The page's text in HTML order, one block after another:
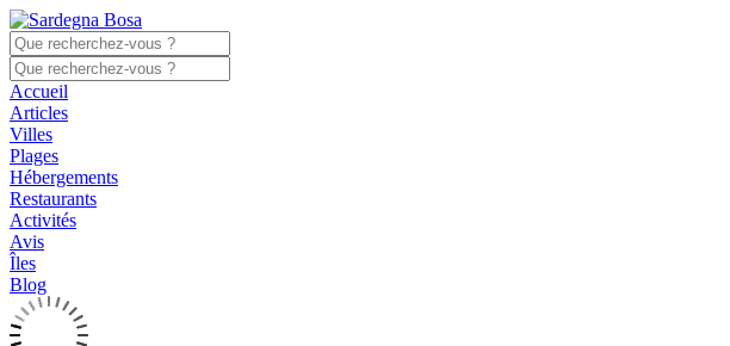
Accueil
Articles
Villes
Plages
Hébergements
Restaurants
Activités
Avis
Îles
Blog